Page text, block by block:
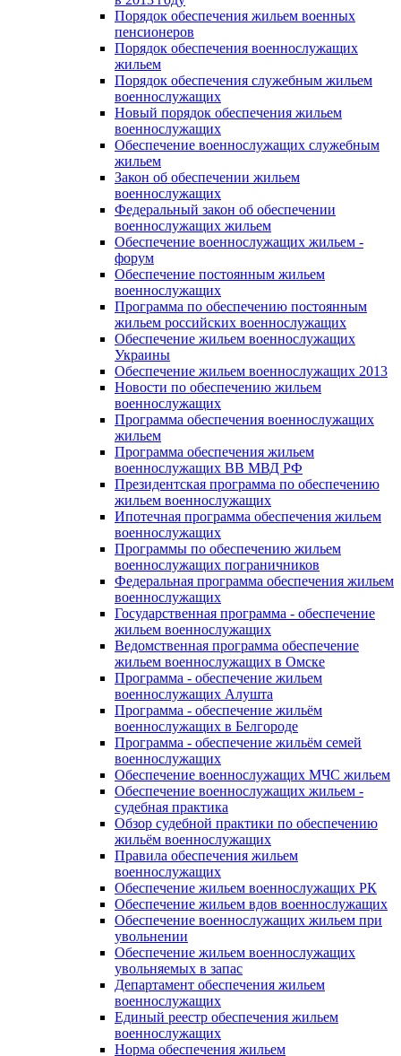
Порядок обеспечения жильем военных
пенсионеров
Порядок обеспечения военнослужащих
жильем
Порядок обеспечения служебным жильем
военнослужащих
Новый порядок обеспечения жильем
военнослужащих
Обеспечение военнослужащих служебным
жильем
Закон об обеспечении жильем
военнослужащих
Федеральный закон об обеспечении
военнослужащих жильем
Обеспечение военнослужащих жильем -
форум
Обеспечение постоянным жильем
военнослужащих
Программа по обеспечению постоянным
жильем российских военнослужащих
Обеспечение жильем военнослужащих
Украины
Обеспечение жильем военнослужащих 2013
Новости по обеспечению жильем
военнослужащих
Программа обеспечения военнослужащих
жильем
Программа обеспечения жильем
военнослужащих ВВ МВД РФ
Президентская программа по обеспечению
жильем военнослужащих
Ипотечная программа обеспечения жильем
военнослужащих
Программы по обеспечению жильем
военнослужащих пограничников
Федеральная программа обеспечения жильем
военнослужащих
Государственная программа - обеспечение
жильем военнослужащих
Ведомственная программа обеспечение
жильем военнослужащих в Омске
Программа - обеспечение жильем
военнослужащих Алушта
Программа - обеспечение жильём
военнослужащих в Белгороде
Программа - обеспечение жильём семей
военнослужащих
Обеспечение военнослужащих МЧС жильем
Обеспечение военнослужащих жильем -
судебная практика
Обзор судебной практики по обеспечению
жильём военнослужащих
Правила обеспечения жильем
военнослужащих
Обеспечение жильем военнослужащих РК
Обеспечение жильем вдов военнослужащих
Обеспечение военнослужащих жильем при
увольнении
Обеспечение жильем военнослужащих
увольняемых в запас
Департамент обеспечения жильем
военнослужащих
Единый реестр обеспечения жильем
военнослужащих
Норма обеспечения жильем